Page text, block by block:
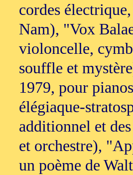
cordes
Nam), "Vox
violoncelle,
souffle et
1979, pour
élégiaque-
additionnel et
et orchestre),
un poème de